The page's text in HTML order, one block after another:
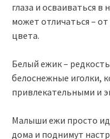
глаза и осваиваться
может отличаться –
цвета.
Белый ежик –
белоснежные иголки,
привлекательными и
Малыши ежи просто
дома и поднимут